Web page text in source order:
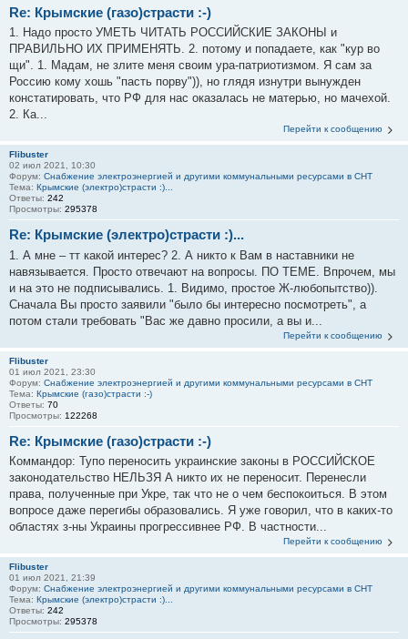
Re: Крымские (газо)страсти :-)
1. Надо просто УМЕТЬ ЧИТАТЬ РОССИЙСКИЕ ЗАКОНЫ и
ПРАВИЛЬНО ИХ ПРИМЕНЯТЬ. 2. потому и попадаете, как "кур во
щи". 1. Мадам, не злите меня своим ура-патриотизмом. Я сам за
Россию кому хошь "пасть порву")), но глядя изнутри вынужден
констатировать, что РФ для нас оказалась не матерью, но мачехой.
2. Ка...
Перейти к сообщению
Flibuster
02 июл 2021, 10:30
Форум: Снабжение электроэнергией и другими коммунальными ресурсами в СНТ
Тема: Крымские (электро)страсти :)...
Ответы: 242
Просмотры: 295378
Re: Крымские (электро)страсти :)...
1. А мне – тт какой интерес? 2. А никто к Вам в наставники не
навязывается. Просто отвечают на вопросы. ПО ТЕМЕ. Впрочем, мы
и на это не подписывались. 1. Видимо, простое Ж-любопытство)).
Сначала Вы просто заявили "было бы интересно посмотреть", а
потом стали требовать "Вас же давно просили, а вы и...
Перейти к сообщению
Flibuster
01 июл 2021, 23:30
Форум: Снабжение электроэнергией и другими коммунальными ресурсами в СНТ
Тема: Крымские (газо)страсти :-)
Ответы: 70
Просмотры: 122268
Re: Крымские (газо)страсти :-)
Коммандор: Тупо переносить украинские законы в РОССИЙСКОЕ
законодательство НЕЛЬЗЯ А никто их не переносит. Перенесли
права, полученные при Укре, так что не о чем беспокоиться. В этом
вопросе даже перегибы образовались. Я уже говорил, что в каких-то
областях з-ны Украины прогрессивнее РФ. В частности...
Перейти к сообщению
Flibuster
01 июл 2021, 21:39
Форум: Снабжение электроэнергией и другими коммунальными ресурсами в СНТ
Тема: Крымские (электро)страсти :)...
Ответы: 242
Просмотры: 295378